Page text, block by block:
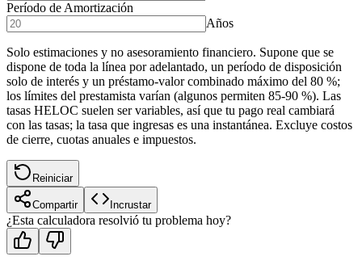
Período de Amortización
Años
Solo estimaciones y no asesoramiento financiero. Supone que se
dispone de toda la línea por adelantado, un período de disposición
solo de interés y un préstamo-valor combinado máximo del 80 %;
los límites del prestamista varían (algunos permiten 85-90 %). Las
tasas HELOC suelen ser variables, así que tu pago real cambiará
con las tasas; la tasa que ingresas es una instantánea. Excluye costos
de cierre, cuotas anuales e impuestos.
Reiniciar
Compartir Incrustar
¿Esta calculadora resolvió tu problema hoy?